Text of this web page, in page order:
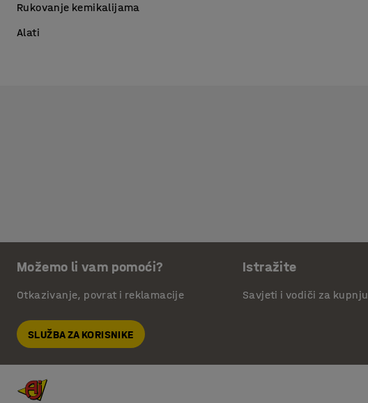
Rukovanje kemikalijama
Alati
Možemo li vam pomoći?
Otkazivanje, povrat i reklamacije
SLUŽBA ZA KORISNIKE
Istražite
Savjeti i vodiči za kupnju